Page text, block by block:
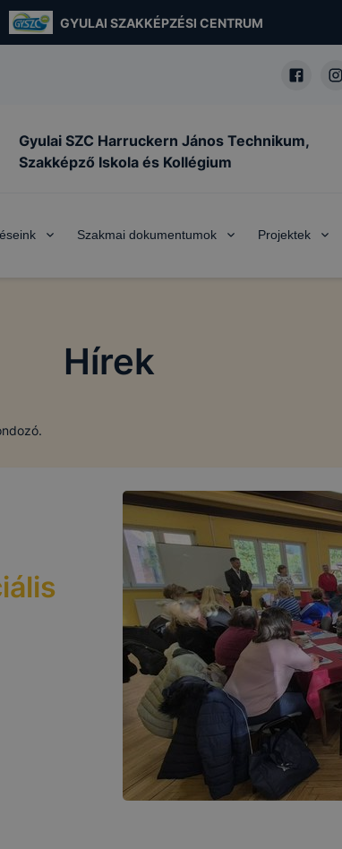
GYULAI SZAKKÉPZÉSI CENTRUM
Gyulai SZC Harruckern János Technikum,
Szakképző Iskola és Kollégium
Szakmai dokumentumok Projektek
Hírek